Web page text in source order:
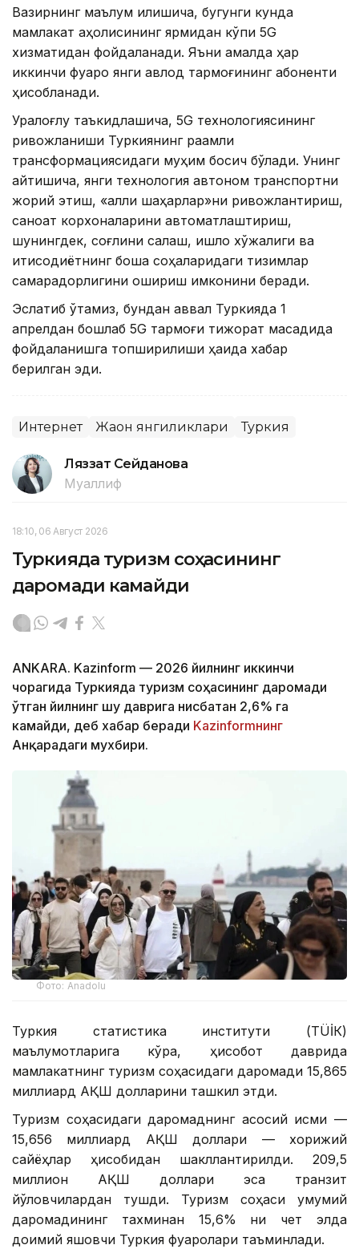
Вазирнинг маълум қилишича, бугунги кунда
мамлакат аҳолисининг ярмидан кўпи 5G
хизматидан фойдаланади. Яъни амалда ҳар
иккинчи фуқаро янги авлод тармоғининг абоненти
ҳисобланади.
Уралоғлу таъкидлашича, 5G технологиясининг
ривожланиши Туркиянинг рақамли
трансформациясидаги муҳим босқич бўлади. Унинг
айтишича, янги технология автоном транспортни
жорий этиш, «ақлли шаҳарлар»ни ривожлантириш,
саноат корхоналарини автоматлаштириш,
шунингдек, соғлиқни сақлаш, қишлоқ хўжалиги ва
иқтисодиётнинг бошқа соҳаларидаги тизимлар
самарадорлигини ошириш имконини беради.
Эслатиб ўтамиз, бундан аввал Туркияда 1
апрелдан бошлаб 5G тармоғи тижорат мақсадида
фойдаланишга топширилиши ҳақида хабар
берилган эди.
Интернет Жаҳон янгиликлари Туркия
Ляззат Сейданова
Муаллиф
18:10, 06 Август 2026
Туркияда туризм соҳасининг
даромади камайди
ANKARA. Kazinform — 2026 йилнинг иккинчи
чорагида Туркияда туризм соҳасининг даромади
ўтган йилнинг шу даврига нисбатан 2,6% га
камайди, деб хабар беради Kazinformнинг
Анқарадаги мухбири.
Фото: Anadolu
Туркия статистика институти (ТÜİК)
маълумотларига кўра, ҳисобот даврида
мамлакатнинг туризм соҳасидаги даромади 15,865
миллиард АҚШ долларини ташкил этди.
Туризм соҳасидаги даромаднинг асосий қисми —
15,656 миллиард АҚШ доллари — хорижий
сайёҳлар ҳисобидан шакллантирилди. 209,5
миллион АҚШ доллари эса транзит
йўловчилардан тушди. Туризм соҳаси умумий
даромадининг тахминан 15,6% ни чет элда
доимий яшовчи Туркия фуқаролари таъминлади.